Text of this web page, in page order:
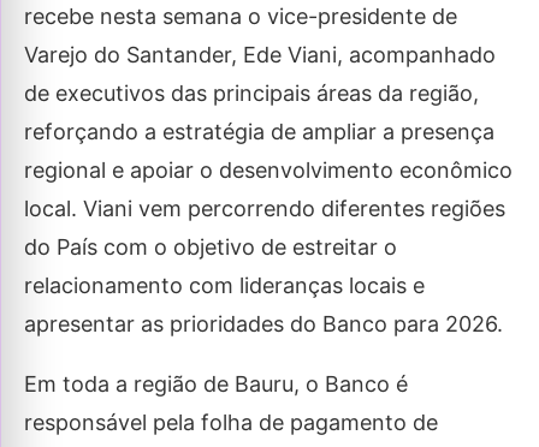
recebe nesta semana o vice-presidente de
Varejo do Santander, Ede Viani, acompanhado
de executivos das principais áreas da região,
reforçando a estratégia de ampliar a presença
regional e apoiar o desenvolvimento econômico
local. Viani vem percorrendo diferentes regiões
do País com o objetivo de estreitar o
relacionamento com lideranças locais e
apresentar as prioridades do Banco para 2026.
Em toda a região de Bauru, o Banco é
responsável pela folha de pagamento de